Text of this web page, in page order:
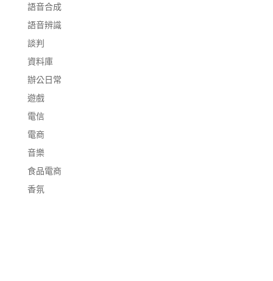
語音合成
語音辨識
談判
資料庫
辦公日常
遊戲
電信
電商
音樂
食品電商
香氛